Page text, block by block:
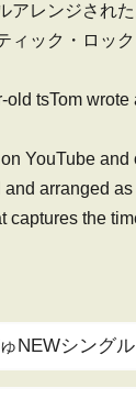
アレンジされた
ィック・ロック
old tsTom
YouTube
arranged
captures the
NEWシング